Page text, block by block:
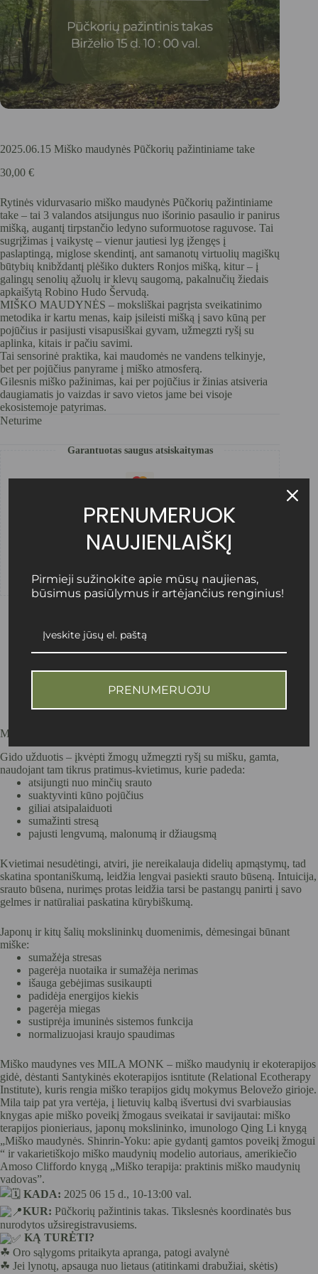
2025.06.15 Miško maudynės Pūčkorių pažintiniame take
30,00 €
Rytinės vidurvasario miško maudynės Pūčkorių pažintiniame
take – tai 3 valandos atsijungus nuo išorinio pasaulio ir panirus
mišką, augantį tirpstančio ledyno suformuotose raguvose. Tai
sugrįžimas į vaikystę – vienur jautiesi lyg įžengęs į
paslaptingą, miglose skendintį, ant samanotų virtuolių magiškų
būtybių knibždantį plėšiko dukters Ronjos mišką, kitur – į
galingų senolių ąžuolų ir klevų saugomą, pakalnučių žiedais
apkaišytą Robino Hudo Šervudą.
MIŠKO MAUDYNĖS – moksliškai pagrįsta sveikatinimo
metodika ir kartu menas, kaip įsileisti mišką į savo kūną per
pojūčius ir pasijusti visapusiškai gyvam, užmegzti ryšį su
aplinka, kitais ir pačiu savimi.
Tai sensorinė praktika, kai maudomės ne vandens telkinyje,
bet per pojūčius panyrame į miško atmosferą.
Gilesnis miško pažinimas, kai per pojūčius ir žinias atsiveria
daugiamatis jo vaizdas ir savo vietos jame bei visoje
ekosistemoje patyrimas.
Neturime
Garantuotas saugus atsiskaitymas
Miško maudynės Pūčkorių pažintiniame take su Mila Monk
Gido užduotis – įkvėpti žmogų užmegzti ryšį su mišku, gamta,
naudojant tam tikrus pratimus-kvietimus, kurie padeda:
atsijungti nuo minčių srauto
suaktyvinti kūno pojūčius
giliai atsipalaiduoti
sumažinti stresą
pajusti lengvumą, malonumą ir džiaugsmą
Kvietimai nesudėtingi, atviri, jie nereikalauja didelių apmąstymų, tad
skatina spontaniškumą, leidžia lengvai pasiekti srauto būseną. Intuicija,
srauto būsena, nurimęs protas leidžia tarsi be pastangų panirti į savo
gelmes ir natūraliai paskatina kūrybiškumą.
Japonų ir kitų šalių mokslininkų duomenimis, dėmesingai būnant
miške:
sumažėja stresas
pagerėja nuotaika ir sumažėja nerimas
išauga gebėjimas susikaupti
padidėja energijos kiekis
pagerėja miegas
sustiprėja imuninės sistemos funkcija
normalizuojasi kraujo spaudimas
Miško maudynes ves MILA MONK – miško maudynių ir ekoterapijos
gidė, dėstanti Santykinės ekoterapijos isntitute (Relational Ecotherapy
Institute), kuris rengia miško terapijos gidų mokymus Belovežo girioje.
Mila taip pat yra vertėja, į lietuvių kalbą išvertusi dvi svarbiausias
knygas apie miško poveikį žmogaus sveikatai ir savijautai: miško
terapijos pionieriaus, japonų mokslininko, imunologo Qing Li knygą
„Miško maudynės. Shinrin-Yoku: apie gydantį gamtos poveikį žmogui
“ ir vakarietiškojo miško maudynių modelio autoriaus, amerikiečio
Amoso Cliffordo knygą „Miško terapija: praktinis miško maudynių
vadovas”.
KADA: 2025 06 15 d., 10-13:00 val.
KUR: Pūčkorių pažintinis takas. Tikslesnės koordinatės bus
nurodytos užsiregistravusiems.
KĄ TURĖTI?
☘︎ Oro sąlygoms pritaikyta apranga, patogi avalynė
☘︎ Jei lynotų, apsauga nuo lietaus (atitinkami drabužiai, skėtis)
PRENUMERUOK
NAUJIENLAIŠKĮ
Pirmieji sužinokite apie mūsų naujienas,
būsimus pasiūlymus ir artėjančius renginius!
PRENUMERUOJU